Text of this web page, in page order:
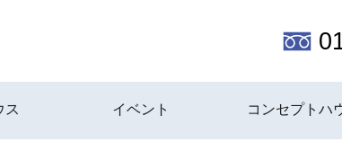
ス イベント コンセプトハ